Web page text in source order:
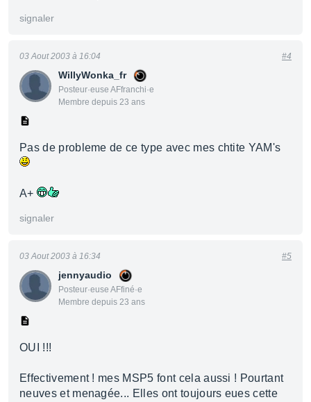
signaler
WillyWonka_fr
Posteur·euse AFfranchi·e
Membre depuis 23 ans
03 Aout 2003 à 16:04 #4
Pas de probleme de ce type avec mes chtite YAM's
A+
signaler
jennyaudio
Posteur·euse AFfiné·e
Membre depuis 23 ans
03 Aout 2003 à 16:34 #5
OUI !!!
Effectivement ! mes MSP5 font cela aussi ! Pourtant
neuves et menagée... Elles ont toujours eues cette